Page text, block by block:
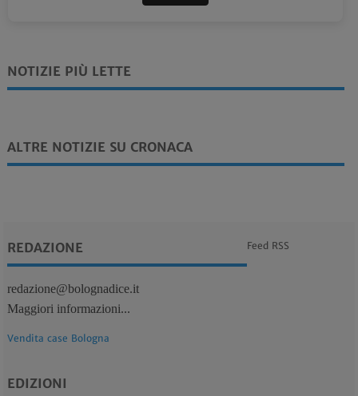
NOTIZIE PIÙ LETTE
ALTRE NOTIZIE SU CRONACA
REDAZIONE
redazione@bolognadice.it
Maggiori informazioni...
Vendita case Bologna
EDIZIONI
Feed RSS